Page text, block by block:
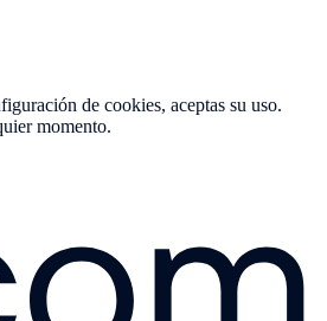
de cookies, aceptas su uso.
momento.